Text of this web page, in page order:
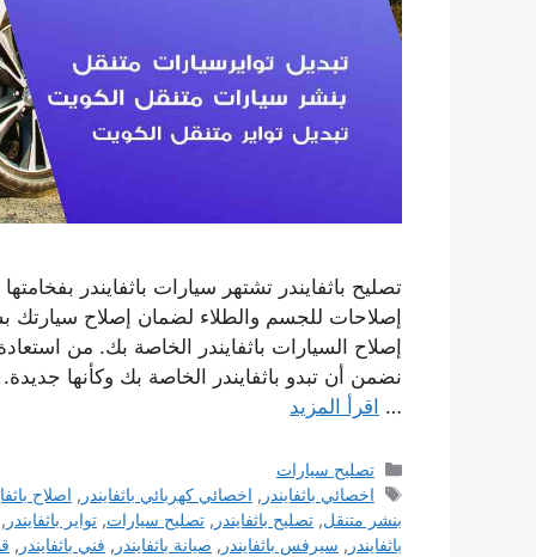
تصليح باثفايندر تشتهر سيارات باثفايندر
إصلاحات للجسم والطلاء لضمان إصلاح
إصلاح السيارات باثفايندر الخاصة بك. من
نضمن أن تبدو باثفايندر الخاصة بك وكأنها
… اقرأ المزيد
التصنيفات
تصليح سيارات
الوسوم
اخصائي باثفايندر , اخصائي كهربائي باثفايندر , اصلاح
بنشر متنقل, تصليح باثفايندر , تصليح سيارات, تواير باثفايندر ,
باثفايندر , سيرفس باثفايندر , صيانة باثفايندر , فني باثفايندر ,